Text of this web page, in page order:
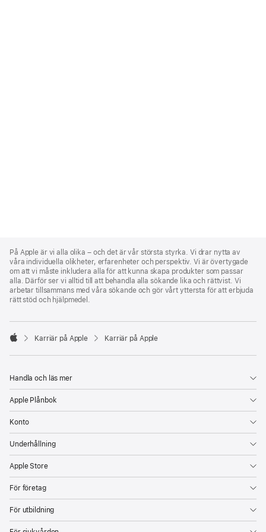
Footer
På Apple är vi alla olika – och det är vår största styrka. Vi drar nytta av
våra individuella olikheter, erfarenheter och perspektiv. Vi är övertygade
om att vi måste inkludera alla för att kunna skapa produkter som passar
alla. Därför ser vi alltid till att behandla alla sökande lika och rättvist. Vi
arbetar tillsammans med våra sökande och gör vårt yttersta för att erbjuda
rätt stöd och hjälpmedel.

Karriär på Apple Karriär på Apple
Handla och läs mer
Apple Plånbok
Konto
Underhållning
Apple Store
För företag
För utbildning